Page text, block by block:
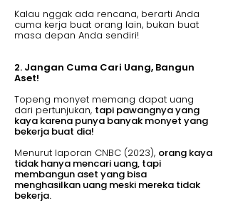
Kalau nggak ada rencana, berarti Anda
cuma kerja buat orang lain, bukan buat
masa depan Anda sendiri!
2. Jangan Cuma Cari Uang, Bangun
Aset!
Topeng monyet memang dapat uang
dari pertunjukan, tapi pawangnya yang
kaya karena punya banyak monyet yang
bekerja buat dia!
Menurut laporan CNBC (2023), orang kaya
tidak hanya mencari uang, tapi
membangun aset yang bisa
menghasilkan uang meski mereka tidak
bekerja.